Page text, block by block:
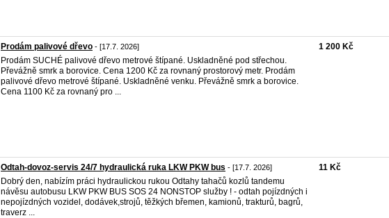
Prodám palivové dřevo - [17.7. 2026]
Prodám SUCHÉ palivové dřevo metrové štípané. Uskladněné pod střechou.
Převážně smrk a borovice. Cena 1200 Kč za rovnaný prostorový metr. Prodám
palivové dřevo metrové štípané. Uskladněné venku. Převážně smrk a borovice.
Cena 1100 Kč za rovnaný pro ...
1 200 Kč
Odtah-dovoz-servis 24/7 hydraulická ruka LKW PKW bus - [17.7. 2026]
Dobrý den, nabízím práci hydraulickou rukou Odtahy tahačů kozlů tandemu
návěsu autobusu LKW PKW BUS SOS 24 NONSTOP služby ! - odtah pojízdných i
nepojízdných vozidel, dodávek,strojů, těžkých břemen, kamionů, trakturů, bagrů,
traverz ...
11 Kč